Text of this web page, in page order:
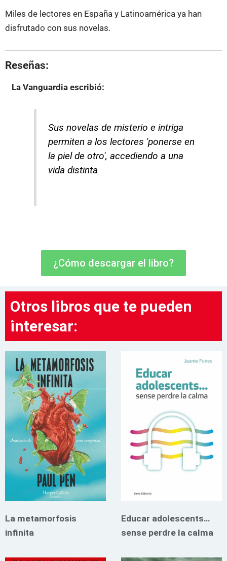
Miles de lectores en España y Latinoamérica ya han
disfrutado con sus novelas.
Reseñas:
La Vanguardiaescribió:
Sus novelas de misterio e intriga
permiten a los lectores 'ponerse en
la piel de otro', accediendo a una
vida distinta
¿Cómo descargar el libro?
Otros libros que te pueden
interesar:
La metamorfosis
infinita
Educar adolescents…
sense perdre la calma